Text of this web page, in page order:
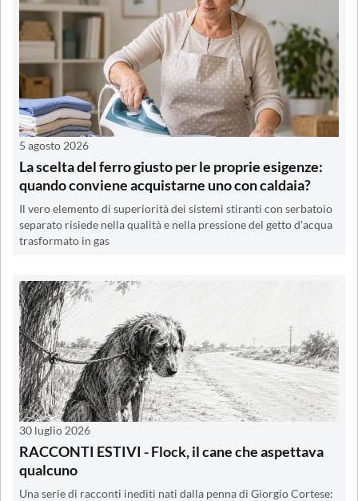
5 agosto 2026
La scelta del ferro giusto per le proprie esigenze:
quando conviene acquistarne uno con caldaia?
Il vero elemento di superiorità dei sistemi stiranti con serbatoio
separato risiede nella qualità e nella pressione del getto d'acqua
trasformato in gas
30 luglio 2026
RACCONTI ESTIVI - Flock, il cane che aspettava
qualcuno
Una serie di racconti inediti nati dalla penna di Giorgio Cortese: